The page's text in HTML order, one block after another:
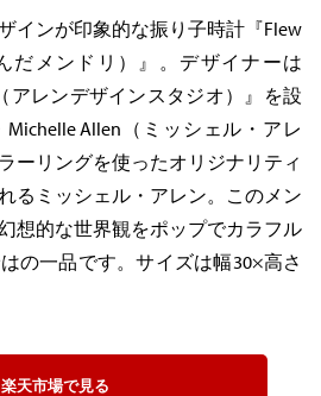
インが印象的な振り子時計『Flew
だメンドリ）』。デザイナーは
アレンデザインスタジオ）』を設
Allen（ミッシェル・アレ
ーリングを使ったオリジナリティ
るミッシェル・アレン。このメン
想的な世界観をポップでカラフル
の一品です。サイズは幅30×高さ
楽天市場で見る